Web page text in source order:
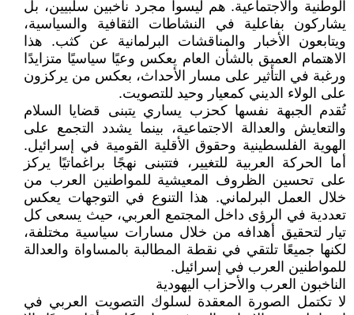
الوطنية والاجتماعية. هم ليسوا مجرد ناخبين سلبيين، بل
يشاركون بفاعلية في النشاطات الثقافية والسياسية،
ويتابعون الأخبار والمناقشات البرلمانية عن كثب. هذا
الاهتمام العميق بالشأن العام يعكس وعيًا سياسيًا متزايدًا
ورغبة في التأثير على مسار الأحداث، بعكس من يركزون
على الولاء الديني كمعيار وحيد للتصويت.
تُقدم الجبهة نفسها كحزب يساري يتبنى قضايا السلام
والتعايش والعدالة الاجتماعية، بينما يشدد التجمع على
الهوية الفلسطينية وحقوق الأقلية القومية في إسرائيل.
أما الحركة العربية للتغيير، فتتبنى نهجًا براغماتيًا يركز
على تحسين الظروف المعيشية للمواطنين العرب من
خلال العمل البرلماني. هذا التنوع في التوجهات يعكس
تعددية في الرؤى داخل المجتمع العربي، حيث يسعى كل
تيار لتحقيق أهدافه من خلال مسارات سياسية مختلفة،
لكنها جميعًا تلتقي في نقطة المطالبة بالمساواة والعدالة
للمواطنين العرب في إسرائيل.
الناخبون العرب والأحزاب اليهودية
لا تكتمل الصورة المعقدة لسلوك التصويت العربي في